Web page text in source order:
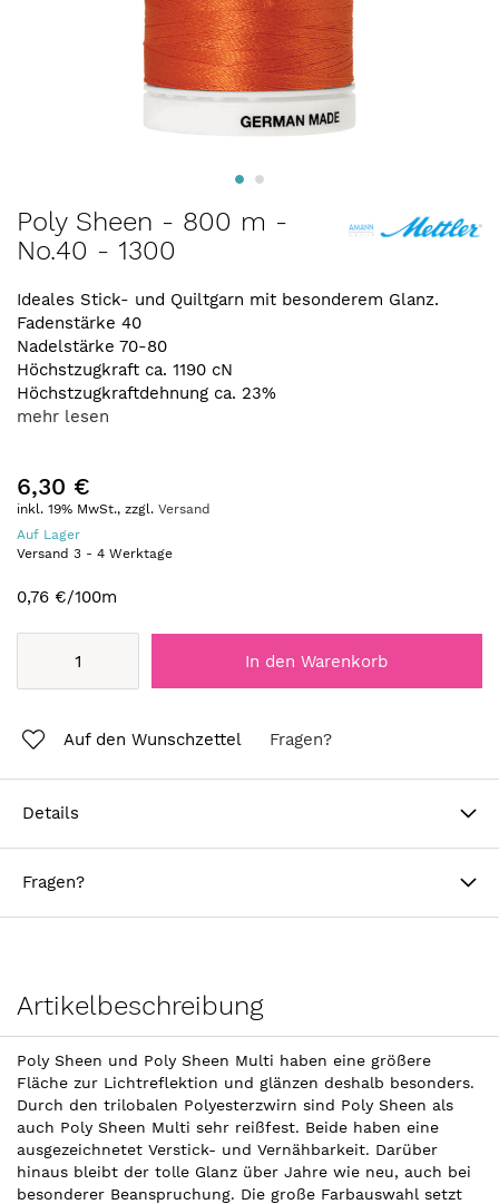
Zum
Anfang
der
springen
Poly Sheen - 800 m -
No.40 - 1300
Ideales Stick- und Quiltgarn mit besonderem Glanz.
Fadenstärke 40
Nadelstärke 70-80
Höchstzugkraft ca. 1190 cN
Höchstzugkraftdehnung ca. 23%
mehr lesen
6,30 €
inkl. 19% MwSt., zzgl. Versand
Auf Lager
Versand 3 - 4 Werktage
0,76 €/100m
In den Warenkorb
Auf den Wunschzettel Fragen?
Details
Fragen?
Artikelbeschreibung
Poly Sheen und Poly Sheen Multi haben eine größere
Fläche zur Lichtreflektion und glänzen deshalb besonders.
Durch den trilobalen Polyesterzwirn sind Poly Sheen als
auch Poly Sheen Multi sehr reißfest. Beide haben eine
ausgezeichnetet Verstick- und Vernähbarkeit. Darüber
hinaus bleibt der tolle Glanz über Jahre wie neu, auch bei
besonderer Beanspruchung. Die große Farbauswahl setzt